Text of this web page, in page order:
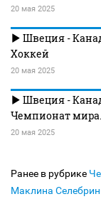
20 мая 2025
Швеция -
Хоккей
20 мая 2025
Швеция -
Чемпионат
20 мая 2025
Ранее в рубрике
Маклина